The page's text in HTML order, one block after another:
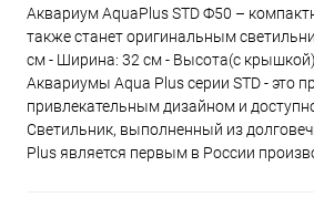
Аквариум AquaPlus STD Ф50 –
также станет оригинальным
см - Ширина: 32 см - Высота(с
Аквариумы Aqua Plus серии STD - это
привлекательным дизайном и
Светильник, выполненный из
Plus является первым в России